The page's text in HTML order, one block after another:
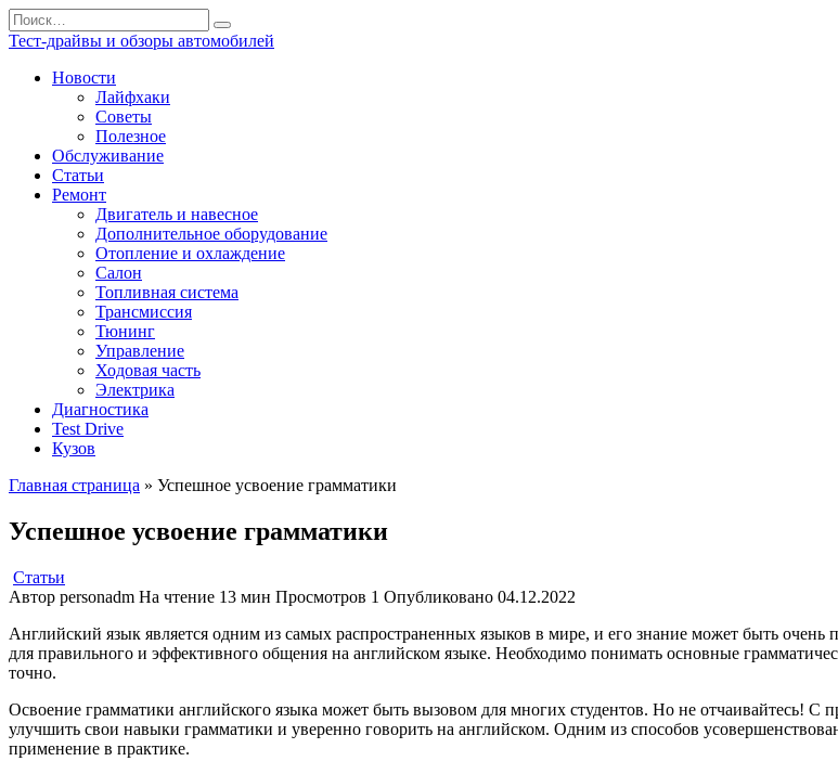
Перейти
к
содержанию
Search
for:
Тест-драйвы и обзоры автомобилей
Новости
Лайфхаки
Советы
Полезное
Обслуживание
Статьи
Ремонт
Двигатель и навесное
Дополнительное оборудование
Отопление и охлаждение
Салон
Топливная система
Трансмиссия
Тюнинг
Управление
Ходовая часть
Электрика
Диагностика
Test Drive
Кузов
Главная страница » Успешное усвоение грамматики
Успешное усвоение грамматики
Статьи
Автор personadm На чтение 13 мин Просмотров 1 Опубликовано 04.12.2022
Английский язык является одним из самых распространенных языков в мире, и его знание может быть
для правильного и эффективного общения на английском языке. Необходимо понимать основные
точно.
Освоение грамматики английского языка может быть вызовом для многих студентов. Но не отчаивайтесь!
улучшить свои навыки грамматики и уверенно говорить на английском. Одним из способов
применение в практике.